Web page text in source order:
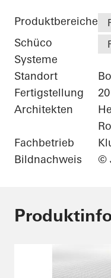
Produktbereiche
Schüco
Systeme
Standort
Fertigstellung
Architekten
Fachbetrieb
Bildnachweis
©